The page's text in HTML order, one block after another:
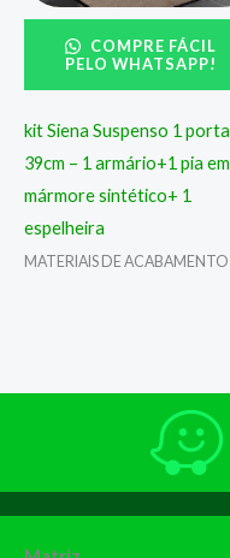
COMPRE FÁCIL
PELO WHATSAPP!
kit Siena Suspenso 1 porta
39cm – 1 armário+1 pia em
mármore sintético+ 1
espelheira
MATERIAIS DE ACABAMENTO